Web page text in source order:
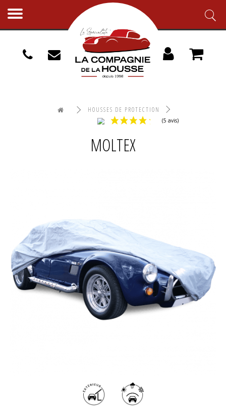
Toggle
HOUSSES DE PROTECTION
HOUSSES EXTÉRIEURES AUTO
MOLTEX
MOLTEX